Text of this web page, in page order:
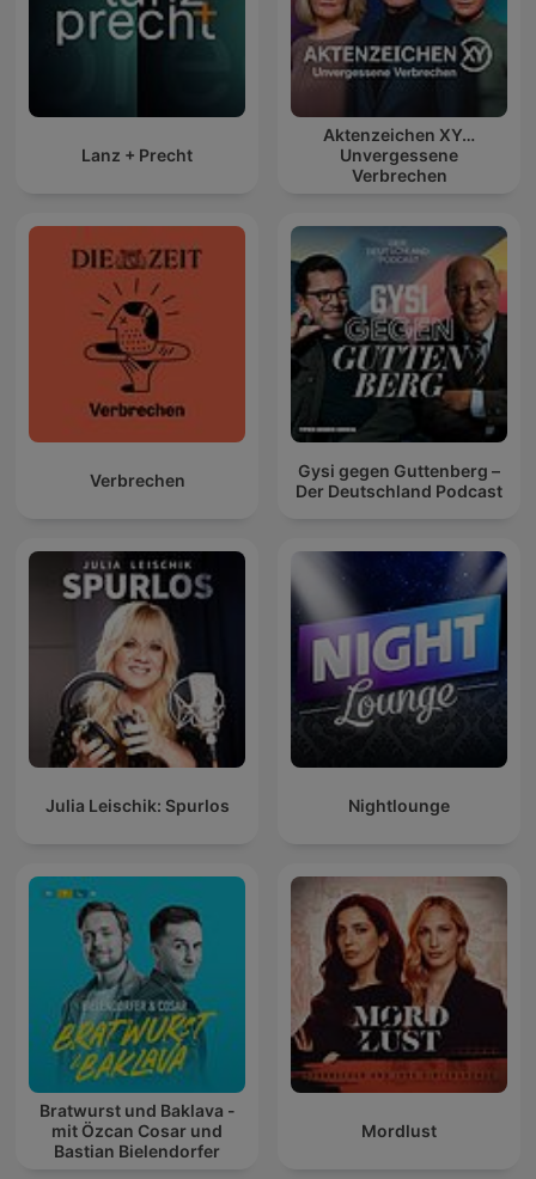
Lanz + Precht
Aktenzeichen XY…
Unvergessene
Verbrechen
Verbrechen
Gysi gegen Guttenberg –
Der Deutschland Podcast
Julia Leischik: Spurlos Nightlounge
Bratwurst und Baklava -
mit Özcan Cosar und
Bastian Bielendorfer
Mordlust